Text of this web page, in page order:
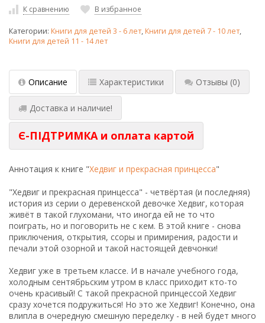
К сравнению В избранное
Категории: Книги для детей 3 - 6 лет,Книги для детей 7 - 10 лет,
Книги для детей 11 - 14 лет
Описание Характеристики Отзывы (0)
Доставка и наличие!
Є-ПІДТРИМКА и оплата картой
Аннотация к книге "Хедвиг и прекрасная принцесса"
"Хедвиг и прекрасная принцесса" - четвёртая (и последняя)
история из серии о деревенской девочке Хедвиг, которая
живёт в такой глухомани, что иногда ей не то что
поиграть, но и поговорить не с кем. В этой книге - снова
приключения, открытия, ссоры и примирения, радости и
печали этой озорной и такой настоящей девчонки!
Хедвиг уже в третьем классе. И в начале учебного года,
холодным сентябрьским утром в класс приходит кто-то
очень красивый! С такой прекрасной принцессой Хедвиг
сразу хочется подружиться! Но это же Хедвиг! Конечно, она
влипла в очередную смешную переделку - в ней будет много